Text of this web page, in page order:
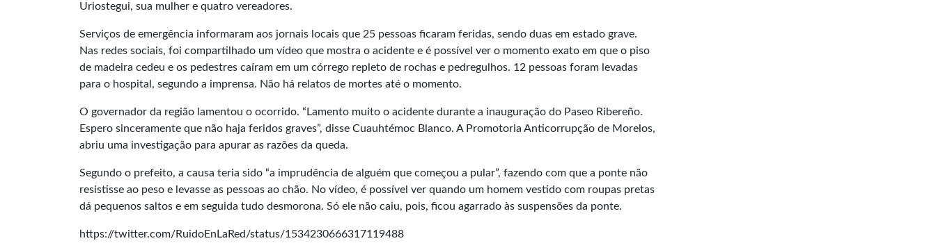
Uriostegui, sua mulher e quatro vereadores.
Serviços de emergência informaram aos jornais locais que 25 pessoas ficaram feridas, sendo duas em estado grave.
Nas redes sociais, foi compartilhado um vídeo que mostra o acidente e é possível ver o momento exato em que o piso
de madeira cedeu e os pedestres caíram em um córrego repleto de rochas e pedregulhos. 12 pessoas foram levadas
para o hospital, segundo a imprensa. Não há relatos de mortes até o momento.
O governador da região lamentou o ocorrido. “Lamento muito o acidente durante a inauguração do Paseo Ribereño.
Espero sinceramente que não haja feridos graves”, disse Cuauhtémoc Blanco. A Promotoria Anticorrupção de Morelos,
abriu uma investigação para apurar as razões da queda.
Segundo o prefeito, a causa teria sido “a imprudência de alguém que começou a pular”, fazendo com que a ponte não
resistisse ao peso e levasse as pessoas ao chão. No vídeo, é possível ver quando um homem vestido com roupas pretas
dá pequenos saltos e em seguida tudo desmorona. Só ele não caiu, pois, ficou agarrado às suspensões da ponte.
https://twitter.com/RuidoEnLaRed/status/1534230666317119488